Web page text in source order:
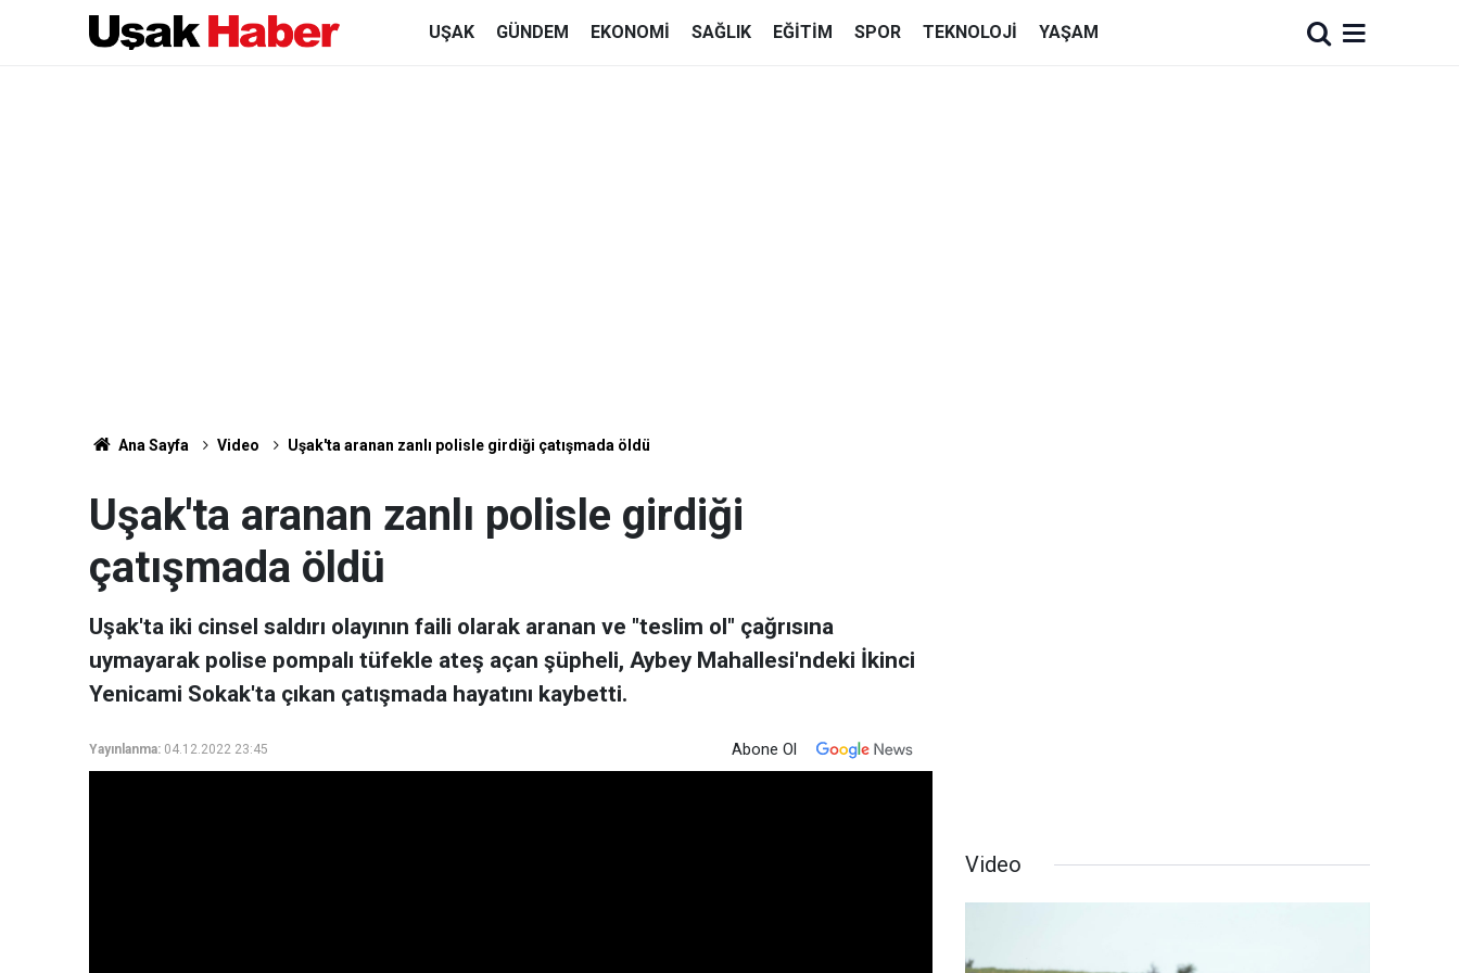
UŞAK GÜNDEM EKONOMI SAĞLIK EĞITIM SPOR TEKNOLOJI YAŞAM
Ana Sayfa Video Uşak'ta aranan zanlı polisle girdiği çatışmada öldü
Uşak'ta aranan zanlı polisle girdiği
çatışmada öldü
Uşak'ta iki cinsel saldırı olayının faili olarak aranan ve "teslim ol" çağrısına
uymayarak polise pompalı tüfekle ateş açan şüpheli, Aybey Mahallesi'ndeki İkinci
Yenicami Sokak'ta çıkan çatışmada hayatını kaybetti.
Yayınlanma: 04.12.2022 23:45 Abone Ol
Video